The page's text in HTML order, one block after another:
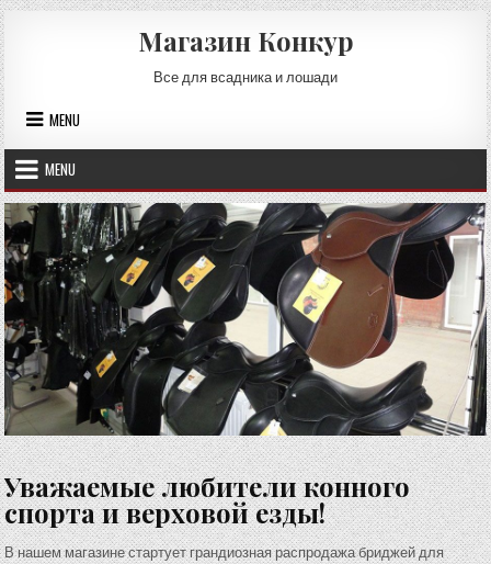
Skip
to
content
Магазин Конкур
Все для всадника и лошади
MENU
MENU
Уважаемые любители конного
спорта и верховой езды!
В нашем магазине стартует грандиозная распродажа бриджей для